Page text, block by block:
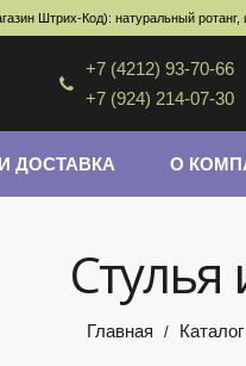
Штрих-Код): натуральный
+7 (4212) 93-70-66
+7 (924) 214-07-30
ДОСТАВКА О
Стулья
Главная / Каталог